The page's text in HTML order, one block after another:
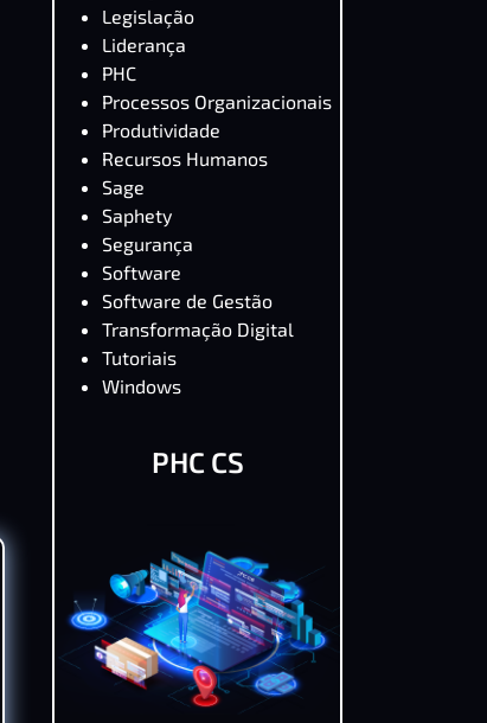
Legislação
Liderança
PHC
Processos Organizacionais
Produtividade
Recursos Humanos
Sage
Saphety
Segurança
Software
Software de Gestão
Transformação Digital
Tutoriais
Windows
PHC CS